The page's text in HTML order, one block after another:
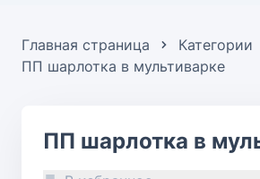
Главная страница Категории
ПП шарлотка в мультиварке
ПП шарлотка в